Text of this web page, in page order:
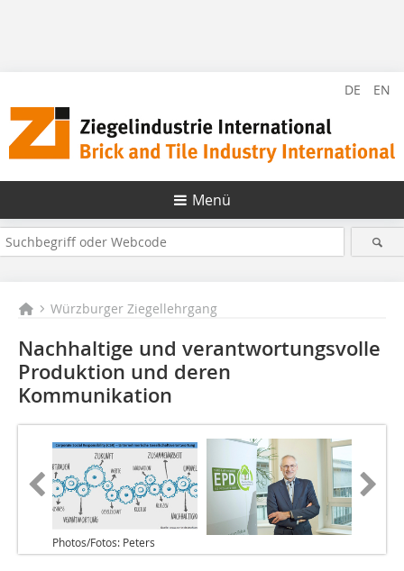
DE EN
Menü
Würzburger Ziegellehrgang
Nachhaltige und verantwortungsvolle
Produktion und deren
Kommunikation
Photos/Fotos: Peters